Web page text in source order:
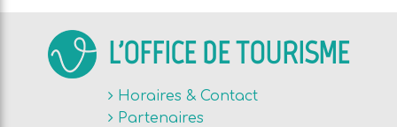
L'OFFICE DE TOURISME
Horaires & Contact
Partenaires